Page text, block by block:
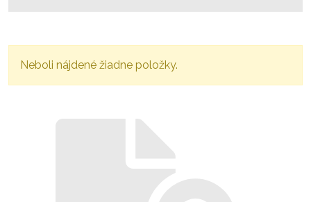
Neboli nájdené žiadne položky.